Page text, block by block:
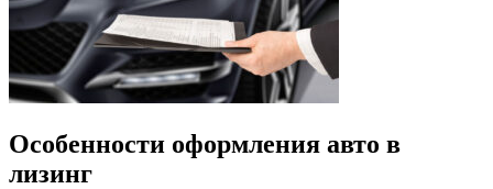
Особенности оформления авто в
лизинг